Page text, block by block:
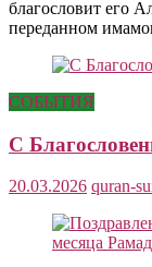
благословит его
переданном
СОБЫТИЯ
С
20.03.2026 quran-